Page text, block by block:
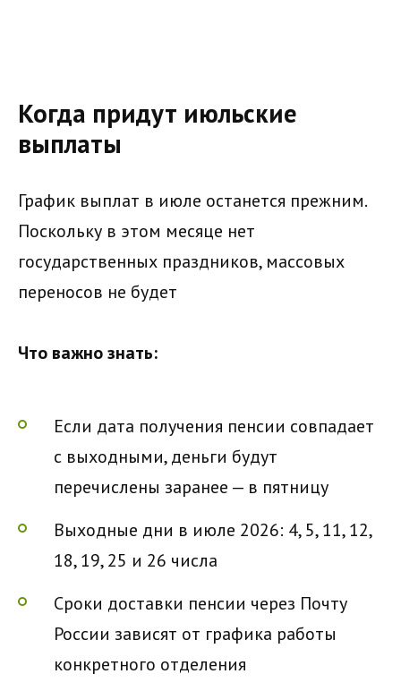
Когда придут июльские
выплаты
График выплат в июле останется прежним.
Поскольку в этом месяце нет
государственных праздников, массовых
переносов не будет
Что важно знать:
Если дата получения пенсии совпадает
с выходными, деньги будут
перечислены заранее — в пятницу
Выходные дни в июле 2026: 4, 5, 11, 12,
18, 19, 25 и 26 числа
Сроки доставки пенсии через Почту
России зависят от графика работы
конкретного отделения